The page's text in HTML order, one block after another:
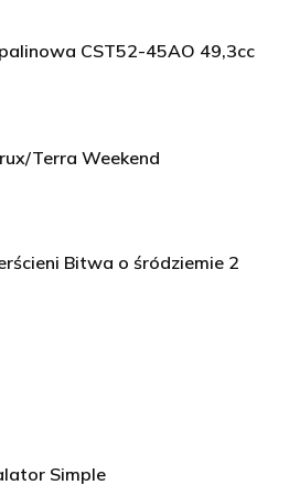
CST52-45AO 49,3cc
Terra Weekend
Bitwa o śródziemie 2
Simple